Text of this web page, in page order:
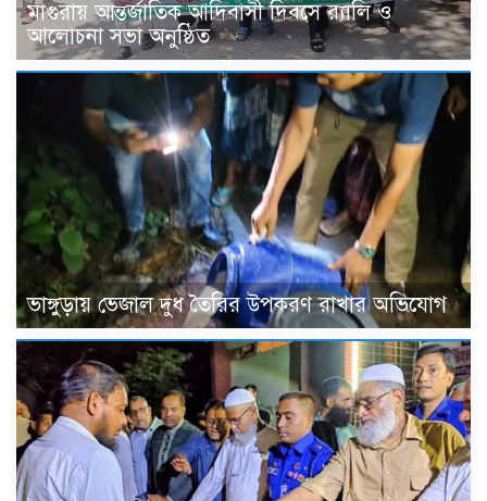
মাগুরায় আন্তর্জাতিক আদিবাসী দিবসে র‍্যালি ও
আলোচনা সভা অনুষ্ঠিত
ভাঙ্গুড়ায় ভেজাল দুধ তৈরির উপকরণ রাখার অভিযোগ